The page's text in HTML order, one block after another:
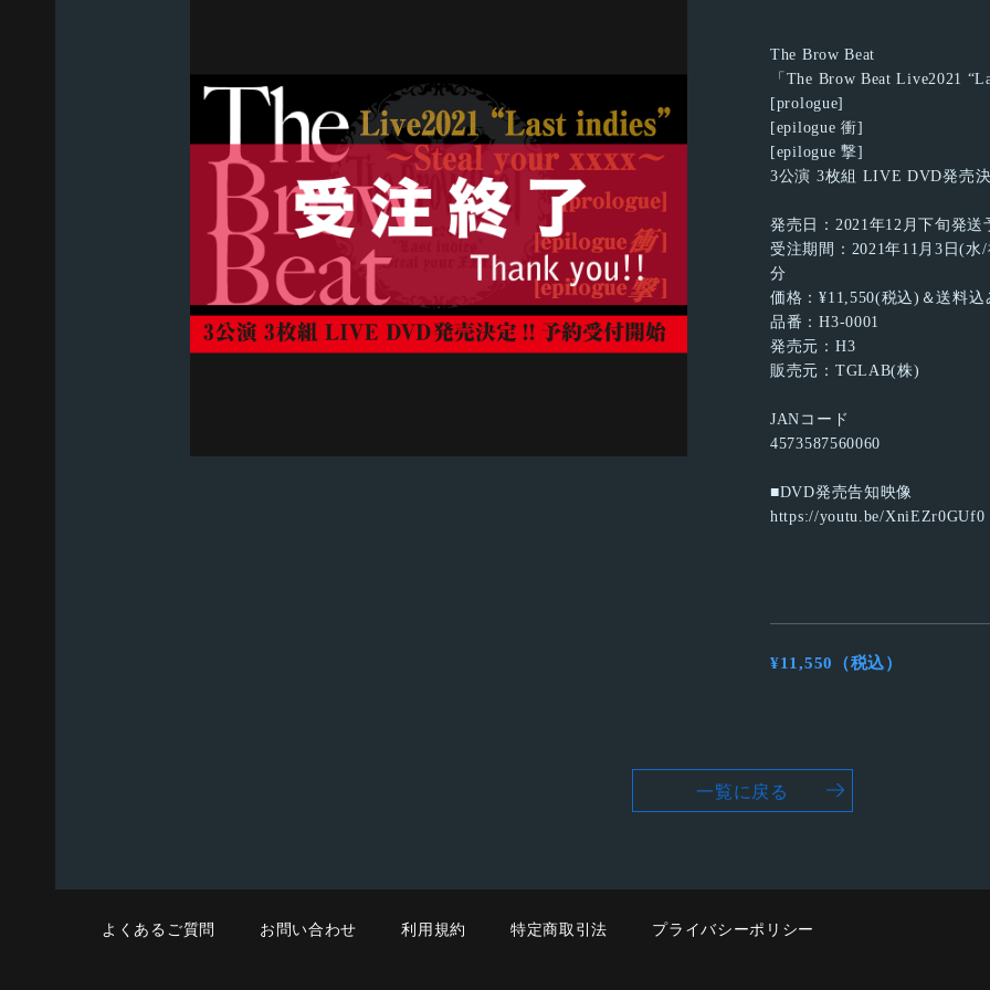
The Brow Beat
「The Brow Beat Live2021
[prologue]
[epilogue 衝]
[epilogue 撃]
3公演 3枚組 LIVE DVD発売
発売日：2021年12月下旬発送
受注期間：2021年11月3日(水
分
価格：¥11,550(税込)＆送料込
品番：H3-0001
発売元：H3
販売元：TGLAB(株)
JANコード
4573587560060
■DVD発売告知映像
https://youtu.be/XniEZr0GUf0
¥11,550（税込）
一覧に戻る
よくあるご質問 お問い合わせ 利用規約 特定商取引法 プライバシーポリシー